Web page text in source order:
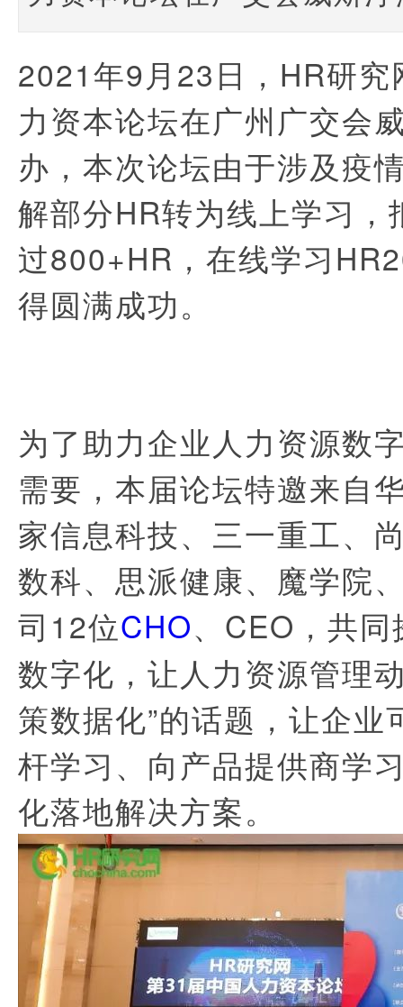
2021年9月 23日， HR研究
力资本论坛在广州广交会
办，本次论坛由于涉及疫
解部分HR转为线上学习，
过800+HR ，在线学习
得圆满成功。
为了助力企业人力资源数
需要，本届论坛特邀来自
家信息科技、三一重工、
数科、思派健康、魔学院
司 12位CHO、 CEO ，共
数字化，让人力资源管理
策数据化”的话题，让企业
杆学习、向产品提供商学
化落地解决方案。